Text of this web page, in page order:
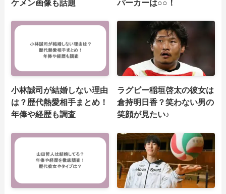
ケメン画像も話題 パーカーは○○！
小林誠司が結婚しない理由
は？歴代熱愛相手まとめ！
年俸や経歴も調査
ラグビー稲垣啓太の彼女は
倉持明日香？笑わない男の
笑顔が見たい♪